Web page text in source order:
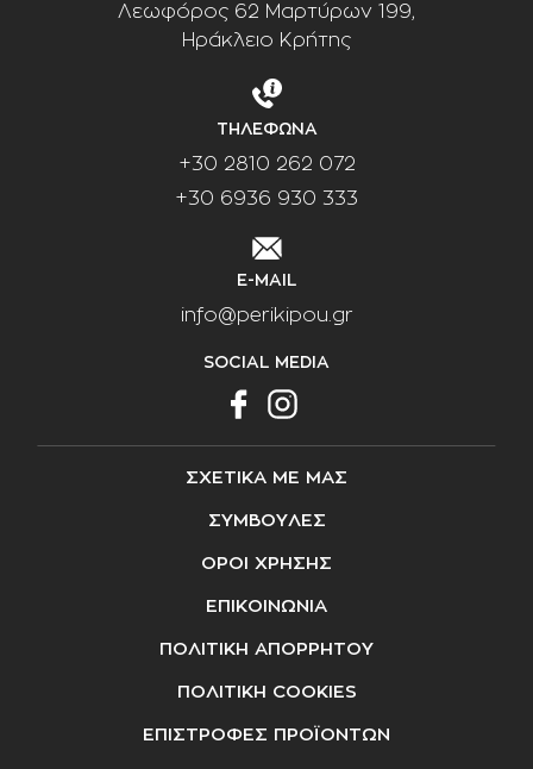
Λεωφόρος 62 Μαρτύρων 199,
Ηράκλειο Κρήτης
ΤΗΛΕΦΩΝΑ
+30 2810 262 072
+30 6936 930 333
E-MAIL
info@perikipou.gr
SOCIAL MEDIA
ΣΧΕΤΙΚΑ ΜΕ ΜΑΣ
ΣΥΜΒΟΥΛΕΣ
ΟΡΟΙ ΧΡΗΣΗΣ
ΕΠΙΚΟΙΝΩΝΙΑ
ΠΟΛΙΤΙΚΗ ΑΠΟΡΡΗΤΟΥ
ΠΟΛΙΤΙΚΗ COOKIES
ΕΠΙΣΤΡΟΦΕΣ ΠΡΟΪΟΝΤΩΝ